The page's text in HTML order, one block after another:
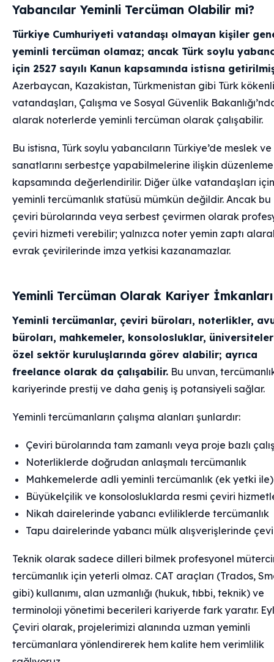
Yabancılar Yeminli Tercüman Olabilir mi?
Türkiye Cumhuriyeti vatandaşı olmayan kişiler
yeminli tercüman olamaz; ancak Türk soylu
için 2527 sayılı Kanun kapsamında istisna
Azerbaycan, Kazakistan, Türkmenistan gibi Türk
vatandaşları, Çalışma ve Sosyal Güvenlik
alarak noterlerde yeminli tercüman olarak çalışabilir.
Bu istisna, Türk soylu yabancıların Türkiye’de meslek ve
sanatlarını serbestçe yapabilmelerine ilişkin düzenleme
kapsamında değerlendirilir. Diğer ülke vatandaşları
yeminli tercümanlık statüsü mümkün değildir. Ancak bu
çeviri bürolarında veya serbest çevirmen olarak
çeviri hizmeti verebilir; yalnızca noter yemin zaptı
evrak çevirilerinde imza yetkisi kazanamazlar.
Yeminli Tercüman Olarak Kariyer İmkanları
Yeminli tercümanlar, çeviri büroları, noterlikler,
büroları, mahkemeler, konsolosluklar,
özel sektör kuruluşlarında görev alabilir; ayrıca
freelance olarak da çalışabilir. Bu unvan,
kariyerinde prestij ve daha geniş iş potansiyeli sağlar.
Yeminli tercümanların çalışma alanları şunlardır:
Çeviri bürolarında tam zamanlı veya proje bazlı
Noterliklerde doğrudan anlaşmalı tercümanlık
Mahkemelerde adli yeminli tercümanlık (ek yetki ile)
Büyükelçilik ve konsolosluklarda resmi çeviri
Nikah dairelerinde yabancı evliliklerde tercümanlık
Tapu dairelerinde yabancı mülk alışverişlerinde
Teknik olarak sadece dilleri bilmek profesyonel
tercümanlık için yeterli olmaz. CAT araçları (Trados,
gibi) kullanımı, alan uzmanlığı (hukuk, tıbbi, teknik) ve
terminoloji yönetimi becerileri kariyerde fark yaratır.
Çeviri olarak, projelerimizi alanında uzman yeminli
tercümanlara yönlendirerek hem kalite hem verimlilik